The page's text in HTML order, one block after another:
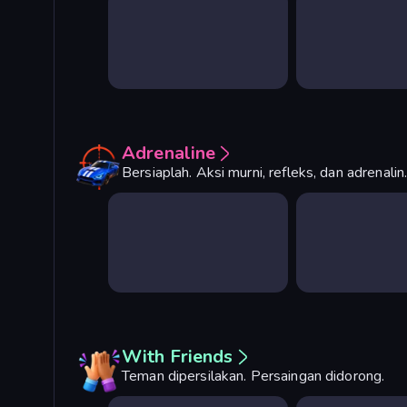
Adrenaline
Bersiaplah. Aksi murni, refleks, dan adrenalin.
With Friends
Teman dipersilakan. Persaingan didorong.